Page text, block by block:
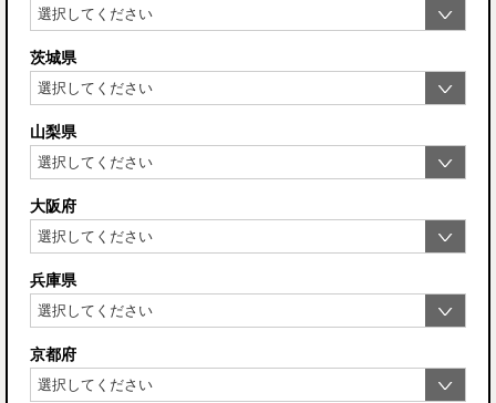
茨城県
山梨県
大阪府
兵庫県
京都府